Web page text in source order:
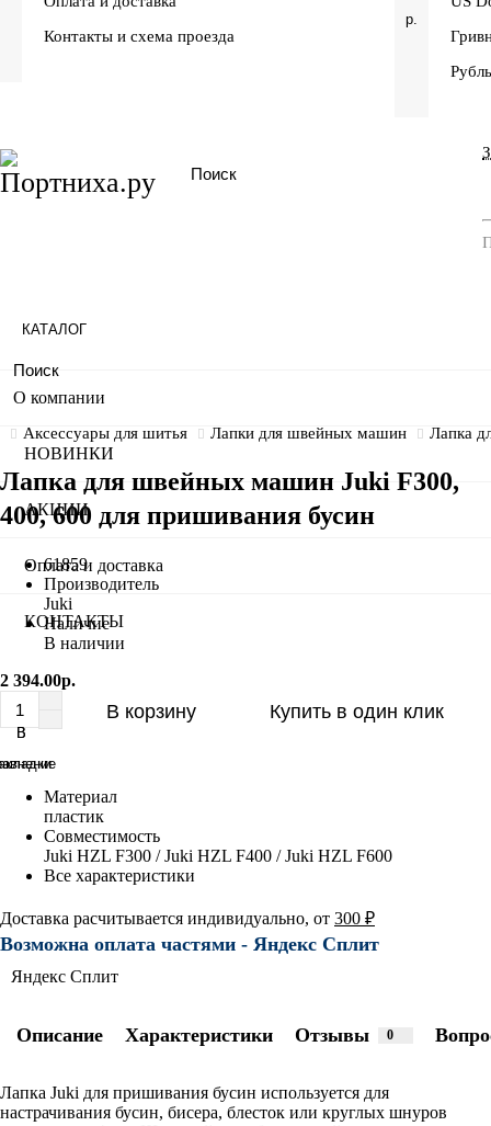
Контакты и схема проезда
р.
Рубль
КАТАЛОГ
О компании
НОВИНКИ
АКЦИИ
Оплата и доставка
КОНТАКТЫ
Аксессуары для шитья Лапки для швейных машин Лапка
Лапка для швейных машин Juki F300,
400, 600 для пришивания бусин
61859
Производитель
Juki
Наличие
В наличии
2 394.00р.
В корзину Купить в один клик
В
В
Материал
пластик
Совместимость
Juki HZL F300 / Juki HZL F400 / Juki HZL F600
Все характеристики
Доставка расчитывается индивидуально, от 300 ₽
Возможна оплата частями - Яндекс Сплит
Яндекс Сплит
Описание Характеристики Отзывы 0
Лапка Juki для пришивания бусин используется для
настрачивания бусин, бисера, блесток или круглых шнуров